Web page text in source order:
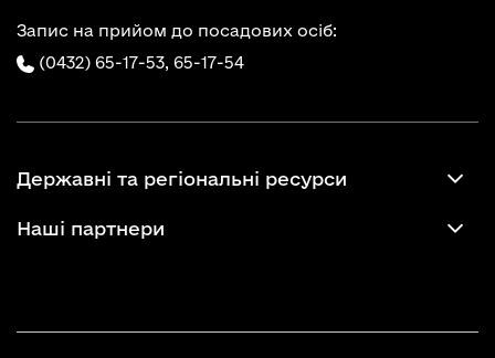
Запис на прийом до посадових осіб:
(0432) 65-17-53, 65-17-54
Державні та регіональні ресурси
Наші партнери